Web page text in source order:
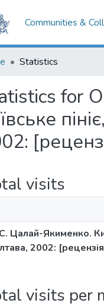
Communities &
Statistics
for
visits
Цалай-Якименко.
2002:
visits per